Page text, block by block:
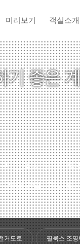
미리보기 객실소개
, 고양시 일산,
족모임, 단체
거도로 필룩스 조